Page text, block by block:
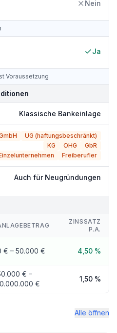
Nein
Ja
Voraussetzung
Klassische Bankeinlage
UG (haftungsbeschränkt)
KG
OHG
GbR
Freiberufler
Auch für Neugründungen
ZINSSATZ
P.A.
€ – 50.000 € 4,50 %
€ –
€
1,50 %
Alle öffnen